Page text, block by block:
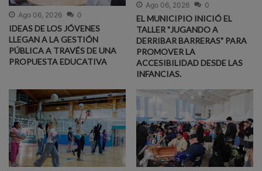
Ago 06, 2026 0
IDEAS DE LOS JÓVENES
LLEGAN A LA GESTIÓN
PÚBLICA A TRAVÉS DE UNA
PROPUESTA EDUCATIVA
Ago 06, 2026 0
EL MUNICIPIO INICIÓ EL
TALLER "JUGANDO A
DERRIBAR BARRERAS" PARA
PROMOVER LA
ACCESIBILIDAD DESDE LAS
INFANCIAS.